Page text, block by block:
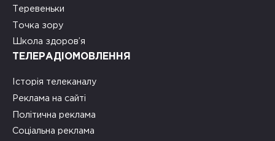
Теревеньки
Точка зору
Школа здоров’я
ТЕЛЕРАДІОМОВЛЕННЯ
Історія телеканалу
Реклама на сайті
Політична реклама
Соціальна реклама